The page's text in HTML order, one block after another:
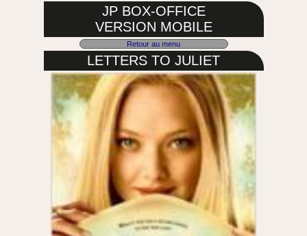
JP BOX-OFFICE
VERSION MOBILE
Retour au menu
LETTERS TO JULIET